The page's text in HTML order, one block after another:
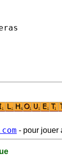
- pour jouer